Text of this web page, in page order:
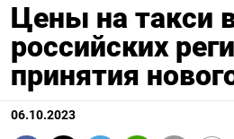
Цены на такси
российских
принятия
06.10.2023